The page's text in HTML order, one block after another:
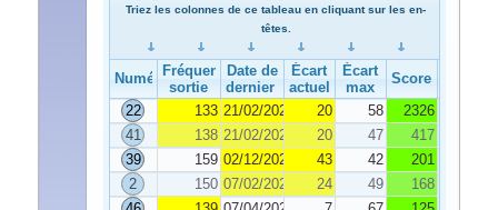
Triez les colonnes de ce tableau en cliquant sur les en-
têtes.
NuméroFréquence de
sortie
Date de
dernier tirage
Écart
actuel
Écart
max
Score
22
133 21/02/2023 20 58
2326
41
138 21/02/2023 20 47
417
39
159 02/12/2022 43 42
201
2
150 07/02/2023 24 49
168